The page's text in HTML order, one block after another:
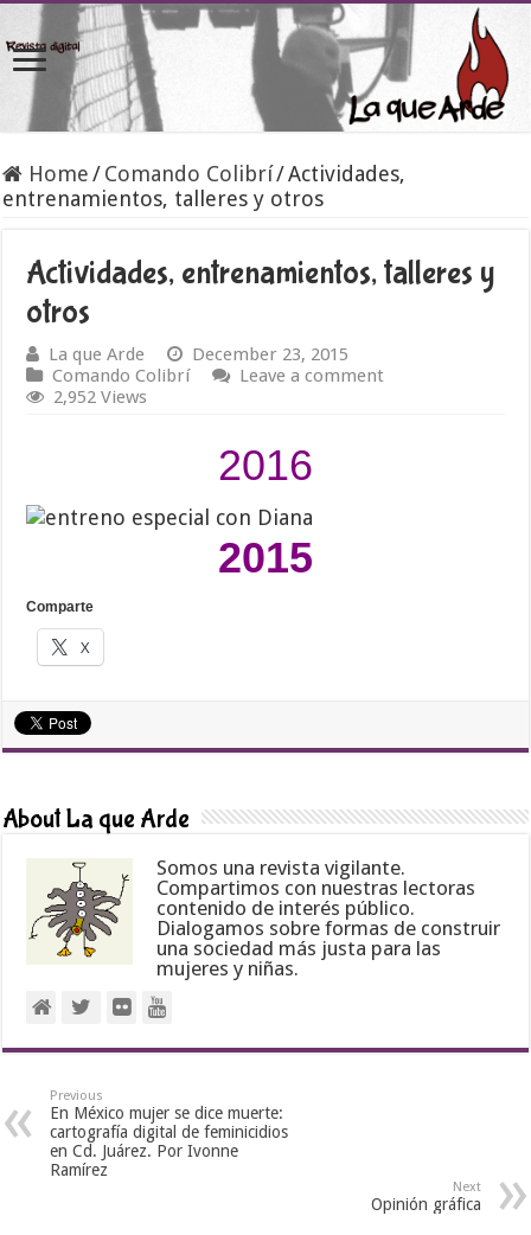
Home /Comando Colibrí/Actividades,
entrenamientos, talleres y otros
Actividades, entrenamientos, talleres y
otros
La que Arde
December 23, 2015
Comando Colibrí
Leave a comment
2,952 Views
2016
2015
Comparte
X
About La que Arde
Somos una revista vigilante.
Compartimos con nuestras lectoras
contenido de interés público.
Dialogamos sobre formas de construir
una sociedad más justa para las
mujeres y niñas.
Previous
En México mujer se dice muerte:
cartografía digital de feminicidios
en Cd. Juárez. Por Ivonne
Ramírez
Next
Opinión gráfica